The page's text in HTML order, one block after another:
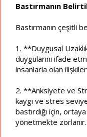
Bastırmanın
Bastırmanın çeşitli
1. **Duygusal
duygularını ifade
insanlarla olan
2. **Anksiyete ve
kaygı ve stres
bastırdığı için,
yönetmekte zorlanır.